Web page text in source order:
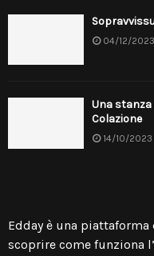
04/12/2023
Una stanza
Colazione
14/10/2023
Edday è una piattaforma
scoprire come funziona